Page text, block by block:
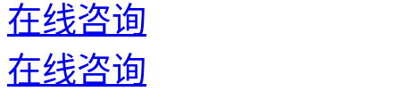
在线咨询
在线咨询